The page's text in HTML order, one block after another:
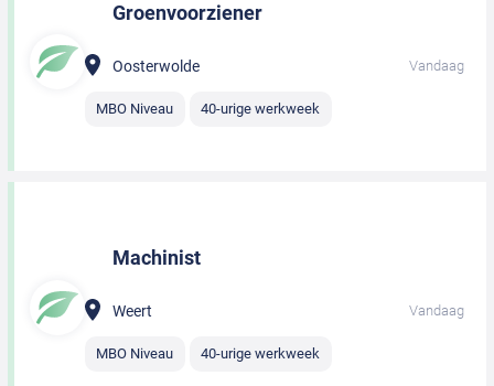
Groenvoorziener
Oosterwolde Vandaag
MBO Niveau 40-urige werkweek
Machinist
Weert Vandaag
MBO Niveau 40-urige werkweek